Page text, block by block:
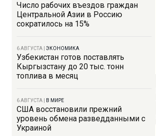
Число рабочих въездов граждан
Центральной Азии в Россию
сократилось на 15%
6 АВГУСТА ЭКОНОМИКА
Узбекистан готов поставлять
Кыргызстану до 20 тыс. тонн
топлива в месяц
6 АВГУСТА В МИРЕ
США восстановили прежний
уровень обмена разведданными с
Украиной